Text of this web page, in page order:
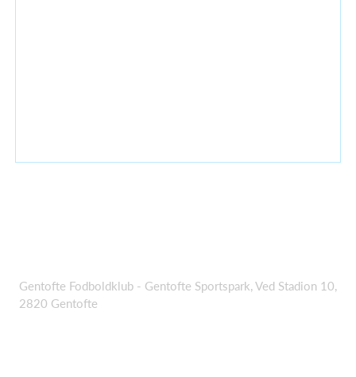
Gentofte Fodboldklub - Gentofte Sportspark, Ved Stadion 10,
2820 Gentofte